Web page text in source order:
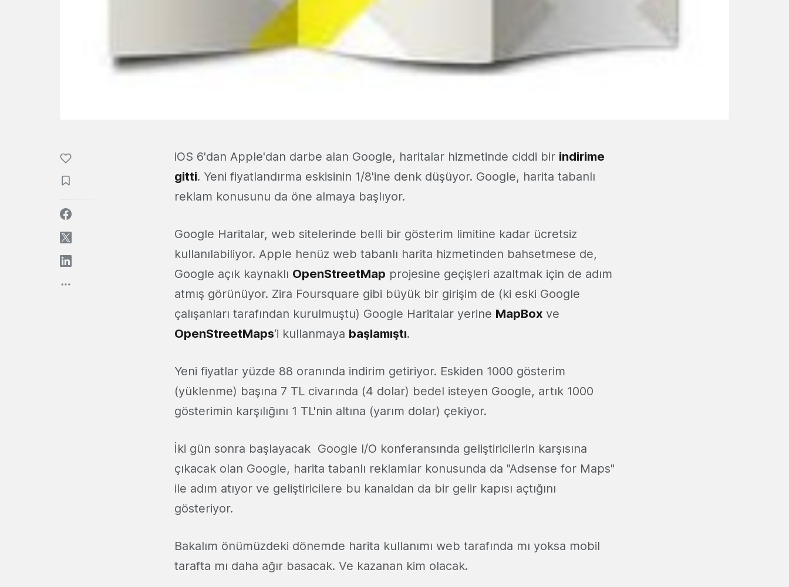
iOS 6'dan Apple'dan darbe alan Google, haritalar hizmetinde ciddi bir indirime
gitti. Yeni fiyatlandırma eskisinin 1/8'ine denk düşüyor. Google, harita tabanlı
reklam konusunu da öne almaya başlıyor.
Google Haritalar, web sitelerinde belli bir gösterim limitine kadar ücretsiz
kullanılabiliyor. Apple henüz web tabanlı harita hizmetinden bahsetmese de,
Google açık kaynaklı OpenStreetMap projesine geçişleri azaltmak için de adım
atmış görünüyor. Zira Foursquare gibi büyük bir girişim de (ki eski Google
çalışanları tarafından kurulmuştu) Google Haritalar yerine MapBox ve
OpenStreetMaps‘i kullanmaya başlamıştı.
Yeni fiyatlar yüzde 88 oranında indirim getiriyor. Eskiden 1000 gösterim
(yüklenme) başına 7 TL civarında (4 dolar) bedel isteyen Google, artık 1000
gösterimin karşılığını 1 TL'nin altına (yarım dolar) çekiyor.
İki gün sonra başlayacak Google I/O konferansında geliştiricilerin karşısına
çıkacak olan Google, harita tabanlı reklamlar konusunda da "Adsense for Maps"
ile adım atıyor ve geliştiricilere bu kanaldan da bir gelir kapısı açtığını
gösteriyor.
Bakalım önümüzdeki dönemde harita kullanımı web tarafında mı yoksa mobil
tarafta mı daha ağır basacak. Ve kazanan kim olacak.